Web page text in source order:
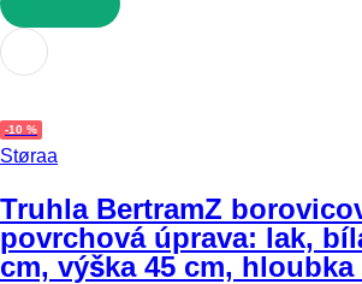
DO KOŠÍKU
-10 %
Støraa
Truhla BertramZ
povrchová úprava: lak,
cm, výška 45 cm, hloubka